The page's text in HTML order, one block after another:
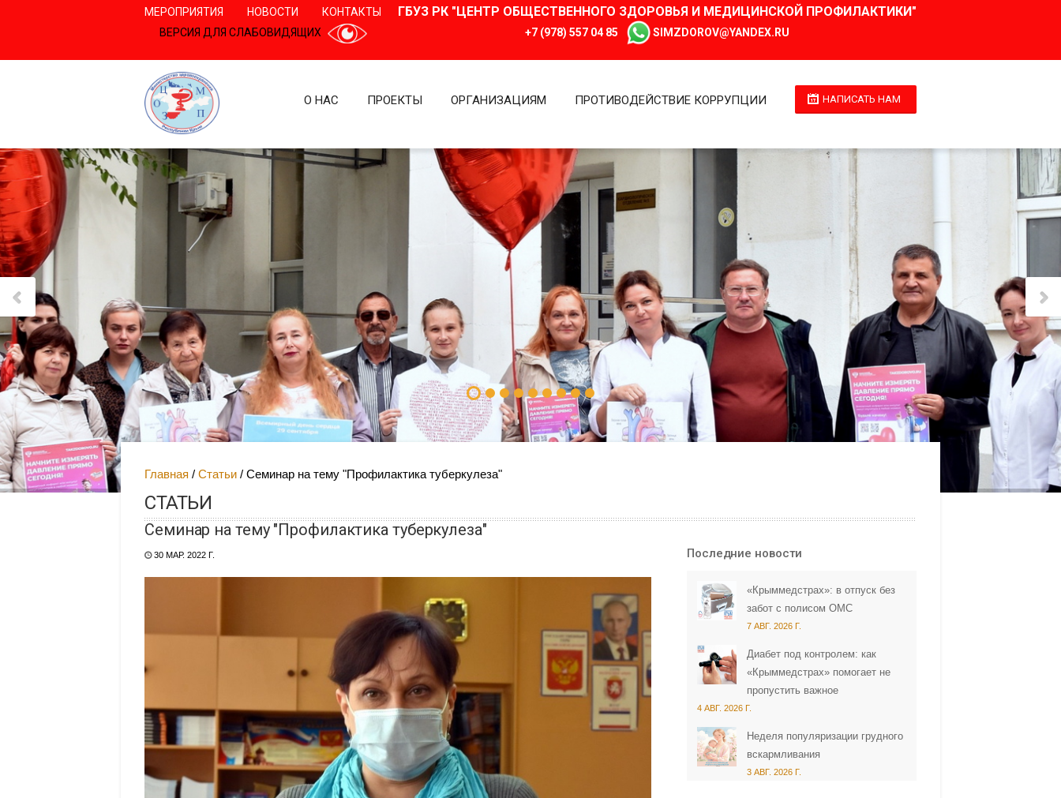
МЕРОПРИЯТИЯ НОВОСТИ
КОНТАКТЫ
ВЕРСИЯ ДЛЯ СЛАБОВИДЯЩИХ
ГБУЗ РК "ЦЕНТР ОБЩЕСТВЕННОГО ЗДОРОВЬЯ И МЕДИЦИНСКОЙ ПРОФИЛАКТИКИ"
+7 (978) 557 04 85 SIMZDOROV@YANDEX.RU
НАПИСАТЬ НАМ
О НАС ПРОЕКТЫ ОРГАНИЗАЦИЯМ ПРОТИВОДЕЙСТВИЕ КОРРУПЦИИ
Главная Статьи Семинар на тему "Профилактика туберкулеза"
СТАТЬИ
Семинар на тему "Профилактика туберкулеза"
30 МАР. 2022 Г. Последние новости
«Крыммедстрах»: в отпуск без
забот с полисом ОМС
7 АВГ. 2026 Г.
Диабет под контролем: как
«Крыммедстрах» помогает не
пропустить важное
4 АВГ. 2026 Г.
Неделя популяризации грудного
вскармливания
3 АВГ. 2026 Г.